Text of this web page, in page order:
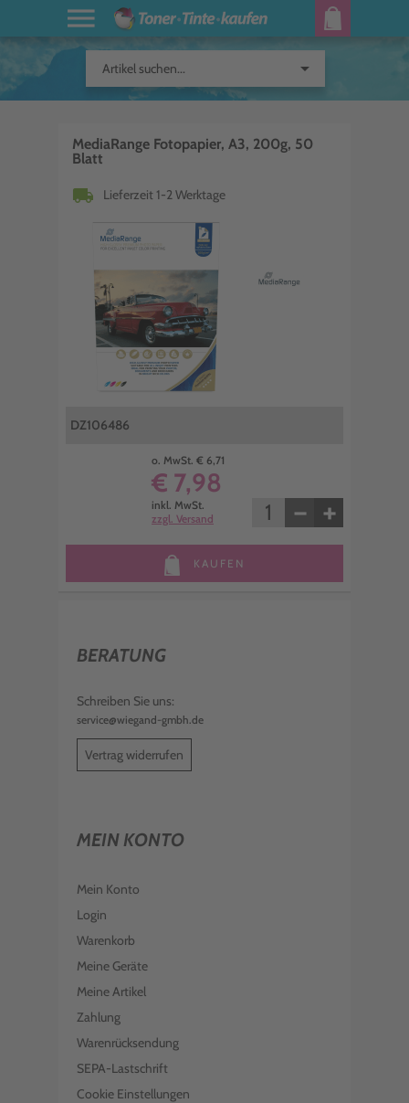
Artikel suchen... arrow_drop_down
MediaRange Fotopapier, A3, 200g, 50
Blatt
local_shipping Lieferzeit 1-2 Werktage
DZ106486
o. MwSt. € 6,71
€ 7,98
inkl. MwSt.
zzgl. Versand
− +
KAUFEN
BERATUNG
Schreiben Sie uns:
service@wiegand-gmbh.de
Vertrag widerrufen
MEIN KONTO
Mein Konto
Login
Warenkorb
Meine Geräte
Meine Artikel
Zahlung
Warenrücksendung
SEPA-Lastschrift
Cookie Einstellungen